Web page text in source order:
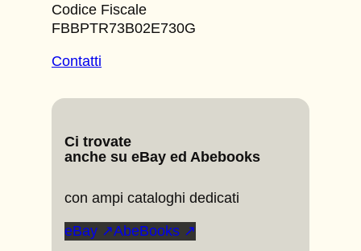
Codice Fiscale
FBBPTR73B02E730G
Contatti
Ci trovate
anche su eBay ed Abebooks
con ampi cataloghi dedicati
eBay ↗AbeBooks ↗